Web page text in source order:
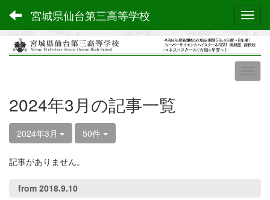
宮城県仙台第三高等学校
2024年3月の記事一覧
2024年3月 50件
記事がありません。
from 2018.9.10